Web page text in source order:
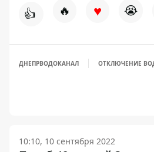
👍 🔥 ♥ 😭
ДНЕПРВОДОКАНАЛ ОТКЛЮЧЕНИЕ
10:10, 10 сентября 2022